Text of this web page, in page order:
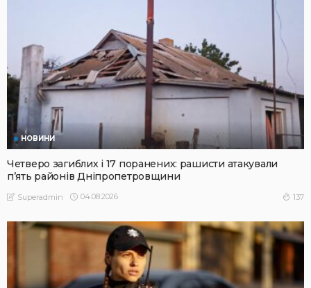
НОВИНИ
Четверо загиблих і 17 поранених: рашисти атакували
п’ять районів Дніпропетровщини
Superadmin 04.08.2026 137